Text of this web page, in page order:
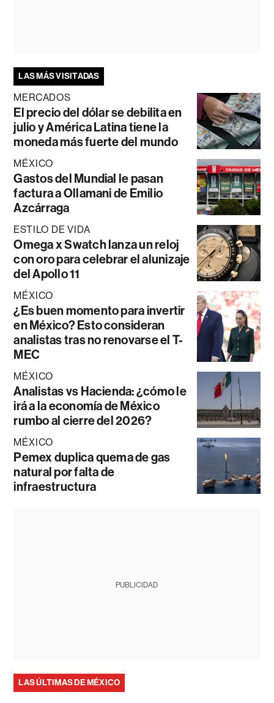
LAS MÁS VISITADAS
MERCADOS
El precio del dólar se debilita en
julio y América Latina tiene la
moneda más fuerte del mundo
MÉXICO
Gastos del Mundial le pasan
factura a Ollamani de Emilio
Azcárraga
ESTILO DE VIDA
Omega x Swatch lanza un reloj
con oro para celebrar el alunizaje
del Apollo 11
MÉXICO
¿Es buen momento para invertir
en México? Esto consideran
analistas tras no renovarse el T-
MEC
MÉXICO
Analistas vs Hacienda: ¿cómo le
irá a la economía de México
rumbo al cierre del 2026?
MÉXICO
Pemex duplica quema de gas
natural por falta de
infraestructura
PUBLICIDAD
LAS ÚLTIMAS DE MÉXICO